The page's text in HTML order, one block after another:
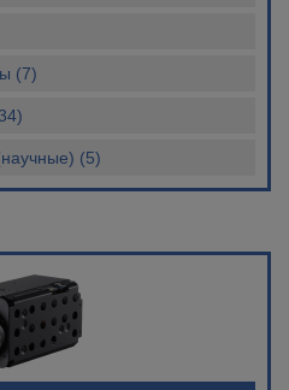
(7)
(5)